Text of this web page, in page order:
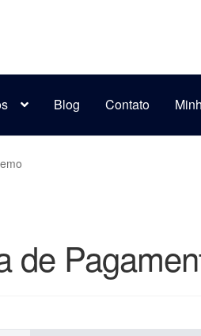
Blog Contato
de